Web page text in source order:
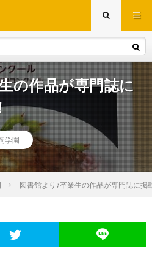
の作品が専門誌に
学園
図書館より♪卒業生の作品が専門誌に掲